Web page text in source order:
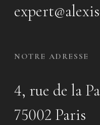
NOTRE ADRESSE
4, rue de la
75002 Paris